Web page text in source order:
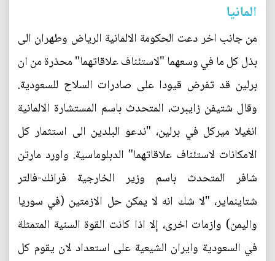
المانيا
من جانب اخر دعت الحكومة الالمانية الرياض وطهران الى
بذل كل ما في وسعهما "لاستئناف علاقاتهما" محذرة من ان
برلين قد تفرض قيودا على صادرات السلاح للسعودية.
وقال شتيفن زايبرت، المتحدث باسم المستشارة الالمانية
انغيلا ميركل في برلين، "ندعو البلدين الى استثمار كل
الامكانات لاستئناف علاقاتهما" الدبلوماسية. واورد مارتن
شافر المتحدث باسم وزير الخارجية فرانك-فالتر
شتاينماير، "لا شك انه لا يمكن حل الازمتين (في سوريا
واليمن) وازمات اخرى، إلا اذا كانت القوة السنية المتمثلة
في السعودية وايران الشيعية على استعداد لان يقوم كل